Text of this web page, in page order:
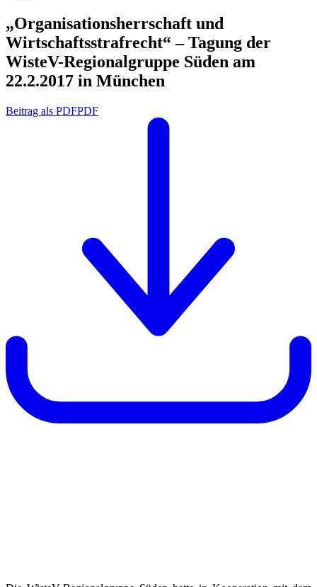
„Organisationsherrschaft und
Wirtschaftsstrafrecht“ – Tagung der
WisteV-Regionalgruppe Süden am
22.2.2017 in München
Beitrag als PDFPDF